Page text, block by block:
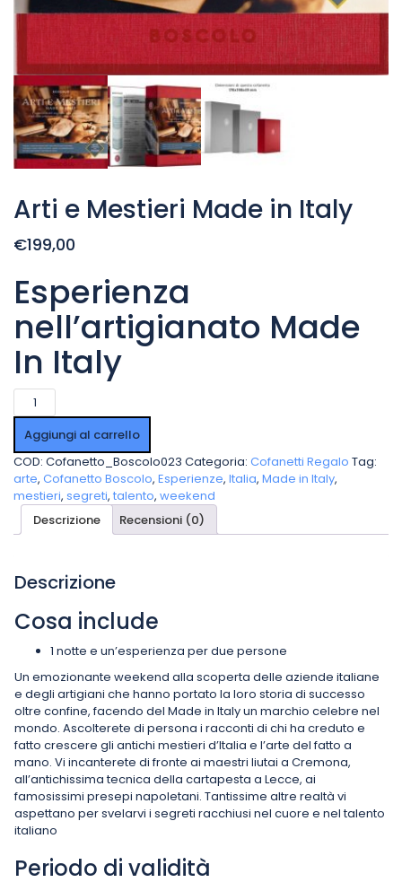
Arti e Mestieri Made in Italy
€199,00
Esperienza
nell’artigianato Made
In Italy
Arti
e
Mestieri
Made
in
Italy
quantità
Aggiungi al carrello
COD: Cofanetto_Boscolo023 Categoria: Cofanetti Regalo Tag:
arte, Cofanetto Boscolo, Esperienze, Italia, Made in Italy,
mestieri, segreti, talento, weekend
Descrizione
Recensioni (0)
Descrizione
Cosa include
1 notte e un’esperienza per due persone
Un emozionante weekend alla scoperta delle aziende italiane
e degli artigiani che hanno portato la loro storia di successo
oltre confine, facendo del Made in Italy un marchio celebre nel
mondo. Ascolterete di persona i racconti di chi ha creduto e
fatto crescere gli antichi mestieri d’Italia e l’arte del fatto a
mano. Vi incanterete di fronte ai maestri liutai a Cremona,
all’antichissima tecnica della cartapesta a Lecce, ai
famosissimi presepi napoletani. Tantissime altre realtà vi
aspettano per svelarvi i segreti racchiusi nel cuore e nel talento
italiano
Periodo di validità